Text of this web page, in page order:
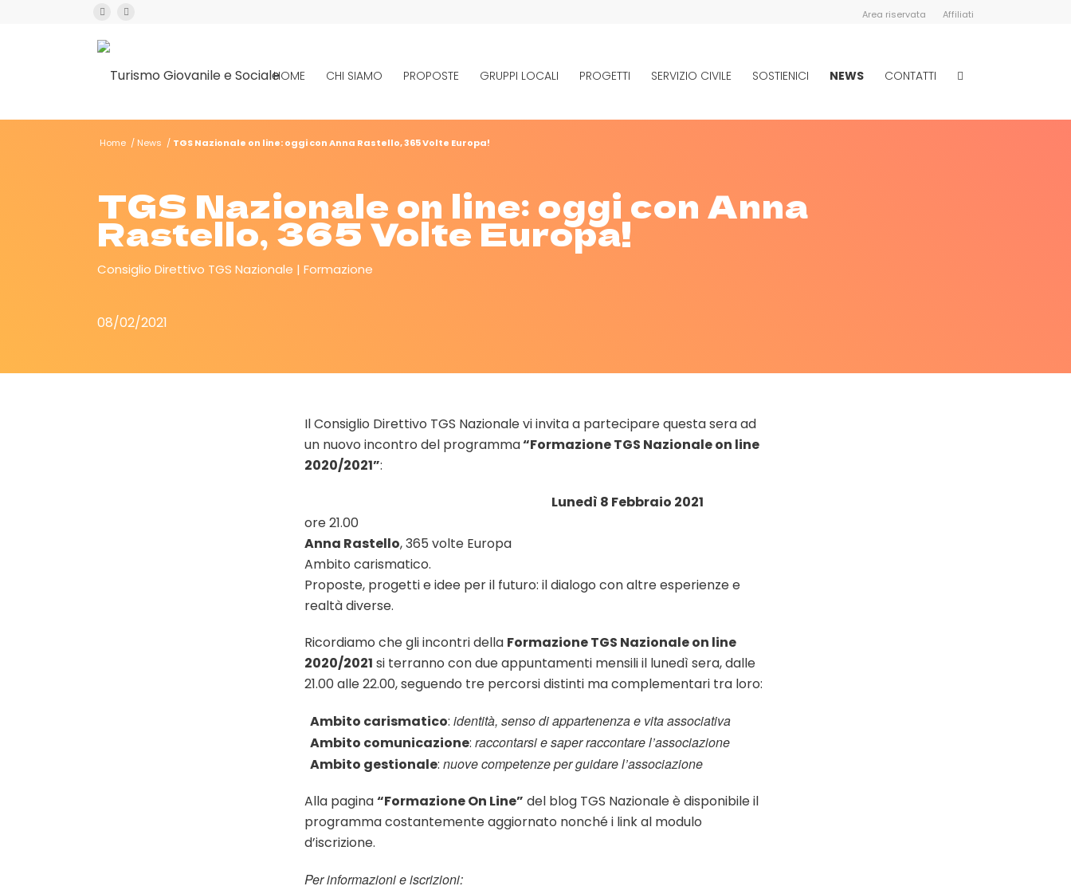
Area riservata Affiliati
HOME CHI SIAMO PROPOSTE GRUPPI LOCALI PROGETTI SERVIZIO CIVILE SOSTIENICI NEWS CONTATTI
Home / News / TGS Nazionale on line: oggi con Anna Rastello, 365 Volte Europa!
TGS Nazionale on line: oggi con Anna
Rastello, 365 Volte Europa!
Consiglio Direttivo TGS Nazionale Formazione
08/02/2021
Il Consiglio Direttivo TGS Nazionale vi invita a partecipare questa sera ad
un nuovo incontro del programma“Formazione TGS Nazionale on line
2020/2021”:
Lunedì 8 Febbraio 2021
ore 21.00
Anna Rastello, 365 volte Europa
Ambito carismatico.
Proposte, progetti e idee per il futuro: il dialogo con altre esperienze e
realtà diverse.
Ricordiamo che gli incontri della Formazione TGS Nazionale on line
2020/2021 si terranno con due appuntamenti mensili il lunedì sera, dalle
21.00 alle 22.00, seguendo tre percorsi distinti ma complementari tra loro:
Ambito carismatico: identità, senso di appartenenza e vita associativa
Ambito comunicazione: raccontarsi e saper raccontare l’associazione
Ambito gestionale: nuove competenze per guidare l’associazione
Alla pagina“Formazione On Line” del blog TGS Nazionale è disponibile il
programma costantemente aggiornato nonché i link al modulo
d’iscrizione.
Per informazioni e iscrizioni: